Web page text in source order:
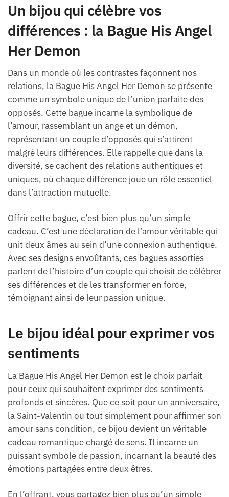
Un bijou qui célèbre vos
différences : la Bague His Angel
Her Demon
Dans un monde où les contrastes façonnent nos
relations, la Bague His Angel Her Demon se présente
comme un symbole unique de l’union parfaite des
opposés. Cette bague incarne la symbolique de
l’amour, rassemblant un ange et un démon,
représentant un couple d’opposés qui s’attirent
malgré leurs différences. Elle rappelle que dans la
diversité, se cachent des relations authentiques et
uniques, où chaque différence joue un rôle essentiel
dans l’attraction mutuelle.
Offrir cette bague, c’est bien plus qu’un simple
cadeau. C’est une déclaration de l’amour véritable qui
unit deux âmes au sein d’une connexion authentique.
Avec ses designs envoûtants, ces bagues assorties
parlent de l’histoire d’un couple qui choisit de célébrer
ses différences et de les transformer en force,
témoignant ainsi de leur passion unique.
Le bijou idéal pour exprimer vos
sentiments
La Bague His Angel Her Demon est le choix parfait
pour ceux qui souhaitent exprimer des sentiments
profonds et sincères. Que ce soit pour un anniversaire,
la Saint-Valentin ou tout simplement pour affirmer son
amour sans condition, ce bijou devient un véritable
cadeau romantique chargé de sens. Il incarne un
puissant symbole de passion, incarnant la beauté des
émotions partagées entre deux êtres.
En l’offrant, vous partagez bien plus qu’un simple